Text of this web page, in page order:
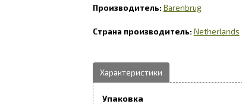
Barenbrug
Netherlands
Упаковка